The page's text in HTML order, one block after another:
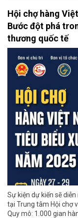
Hội chợ hàng
Bước đột phá
thương quốc tế
Sự kiện dự kiến sẽ
tại Trung tâm Hội chợ
Quy mô: 1.000 gian